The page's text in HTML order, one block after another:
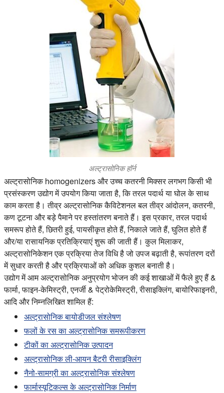
अल्ट्रासोनिक हॉर्न
अल्ट्रासोनिक homogenizers और उच्च कतरनी मिक्सर लगभग किसी भी
प्रसंस्करण उद्योग में उपयोग किया जाता है, कि तरल पदार्थ या घोल के साथ
काम करता है। तीव्र अल्ट्रासोनिक कैविटेशनल बल तीव्र आंदोलन, कतरनी,
कण टूटना और बड़े पैमाने पर हस्तांतरण बनाते हैं। इस प्रकार, तरल पदार्थ
समरूप होते हैं, छितरी हुई, पायसीकृत होते हैं, निकाले जाते हैं, घुलित होते हैं
और/या रासायनिक प्रतिक्रियाएं शुरू की जाती हैं। कुल मिलाकर,
अल्ट्रासोनिकेशन एक प्रक्रिया तेज विधि है जो उपज बढ़ाती है, रूपांतरण दरों
में सुधार करती है और प्रक्रियाओं को अधिक कुशल बनाती है।
उद्योग में आम अल्ट्रासोनिक अनुप्रयोग भोजन की कई शाखाओं में फैले हुए हैं &
फार्मा, फाइन-केमिस्ट्री, एनर्जी & पेट्रोकेमिस्ट्री, रीसाइक्लिंग, बायोरिफाइनरी,
आदि और निम्नलिखित शामिल हैं:
अल्ट्रासोनिक बायोडीजल संश्लेषण
फलों के रस का अल्ट्रासोनिक समरूपीकरण
टीकों का अल्ट्रासोनिक उत्पादन
अल्ट्रासोनिक ली-आयन बैटरी रीसाइक्लिंग
नैनो-सामग्री का अल्ट्रासोनिक संश्लेषण
फार्मास्यूटिकल्स के अल्ट्रासोनिक निर्माण